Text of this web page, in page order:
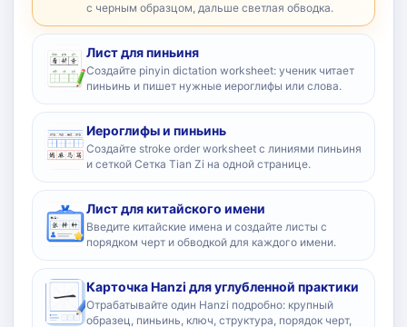
с черным образцом, дальше светлая обводка.
Лист для пиньиня
Создайте pinyin dictation worksheet: ученик читает
пиньинь и пишет нужные иероглифы или слова.
Иероглифы и пиньинь
Создайте stroke order worksheet с линиями пиньиня
и сеткой Сетка Tian Zi на одной странице.
Лист для китайского имени
Введите китайские имена и создайте листы с
порядком черт и обводкой для каждого имени.
Карточка Hanzi для углубленной практики
Отрабатывайте один Hanzi подробно: крупный
образец, пиньинь, ключ, структура, порядок черт,